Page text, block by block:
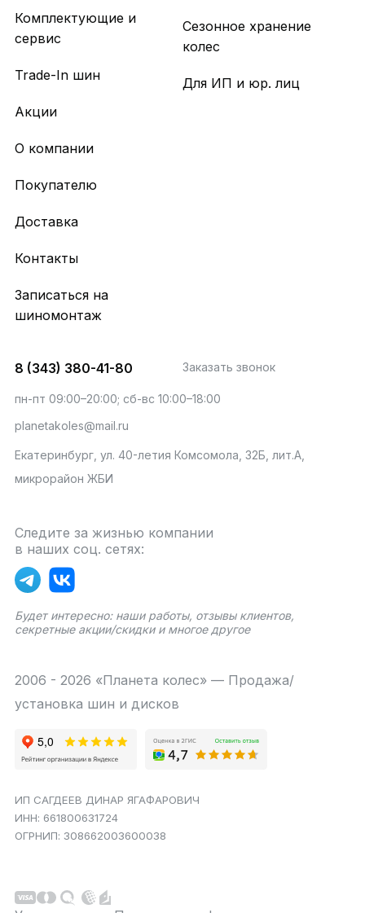
Комплектующие и
сервис
Trade-In шин
Акции
Сезонное хранение
колес
Для ИП и юр. лиц
О компании
Покупателю
Доставка
Контакты
Записаться на
шиномонтаж
8 (343) 380-41-80 Заказать звонок
пн-пт 09:00–20:00; сб-вс 10:00–18:00
planetakoles@mail.ru
Екатеринбург, ул. 40-летия Комсомола, 32Б, лит.А,
микрорайон ЖБИ
Следите за жизнью компании
в наших соц. сетях:
Будет интересно: наши работы, отзывы клиентов,
секретные акции/скидки и многое другое
2006 - 2026 «Планета колес» — Продажа/
установка шин и дисков
ИП САГДЕЕВ ДИНАР ЯГАФАРОВИЧ
ИНН: 661800631724
ОГРНИП: 308662003600038